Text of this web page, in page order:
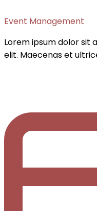
Event Management
Lorem ipsum dolor sit
elit. Maecenas et